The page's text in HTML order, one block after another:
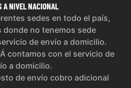
A NIVEL NACIONAL
sedes en todo el país,
donde no tenemos sede
de envío a domicilio.
contamos con el servicio de
a domicilio.
de envío cobro adicional